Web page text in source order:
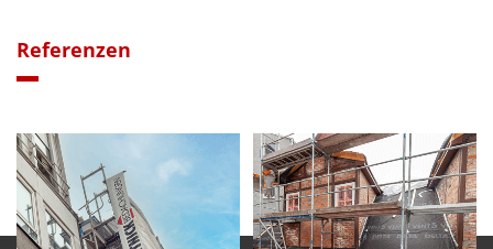
Referenzen